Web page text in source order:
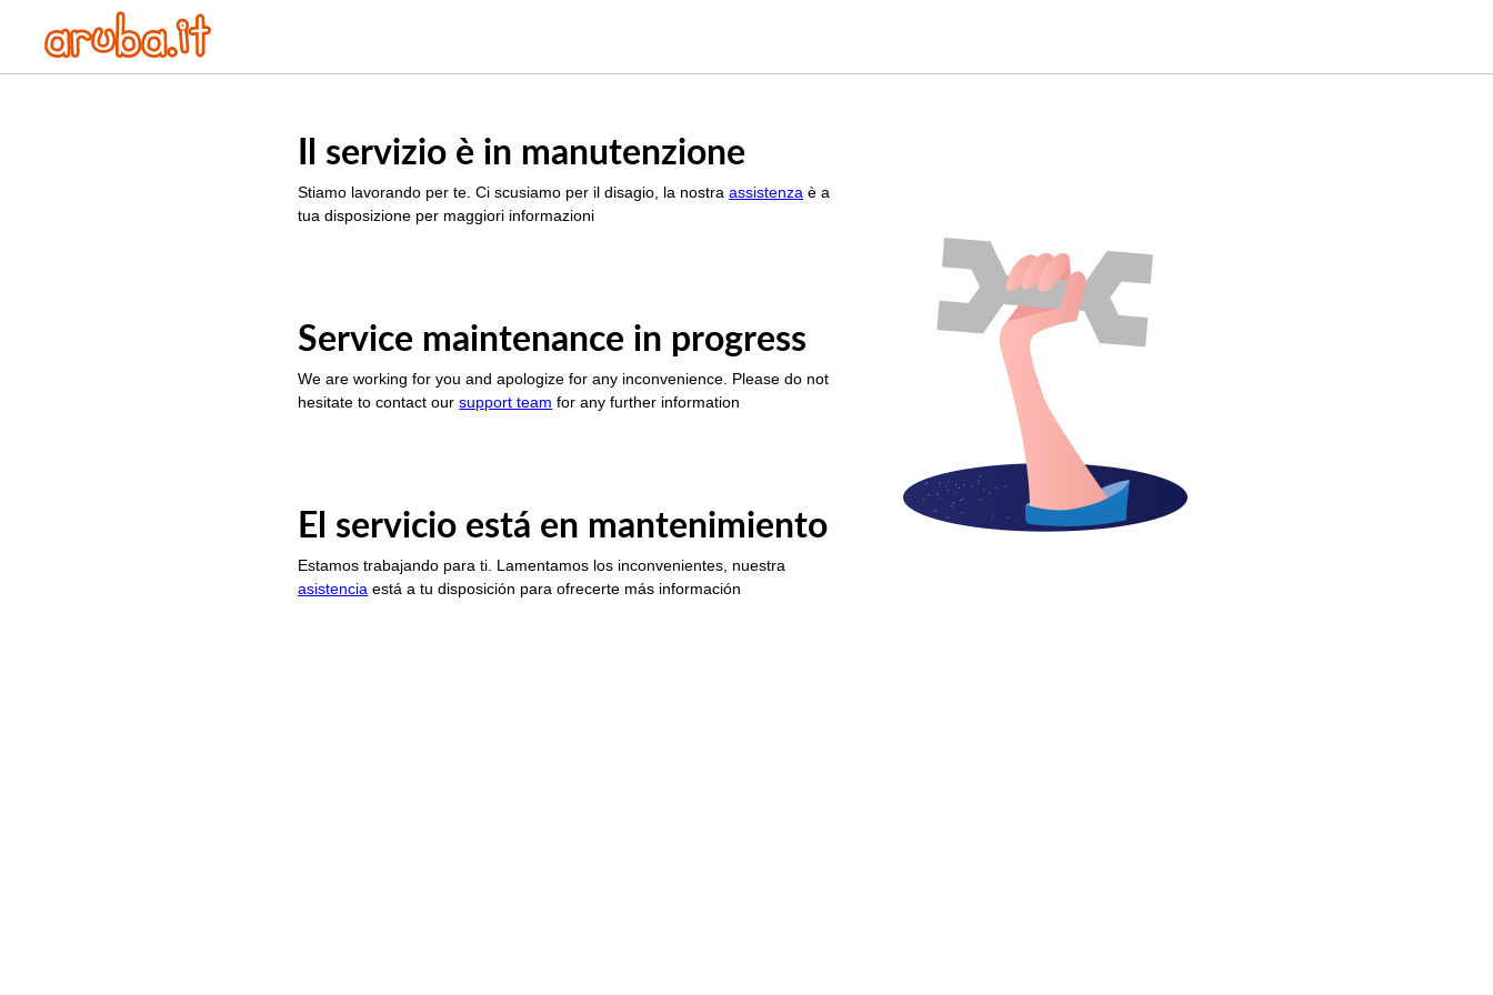
Il servizio è in manutenzione
Stiamo lavorando per te. Ci scusiamo per il disagio, la nostraassistenza è a
tua disposizione per maggiori informazioni
Service maintenance in progress
We are working for you and apologize for any inconvenience. Please do not
hesitate to contact oursupport team for any further information
El servicio está en mantenimiento
Estamos trabajando para ti. Lamentamos los inconvenientes, nuestra
asistencia está a tu disposición para ofrecerte más información